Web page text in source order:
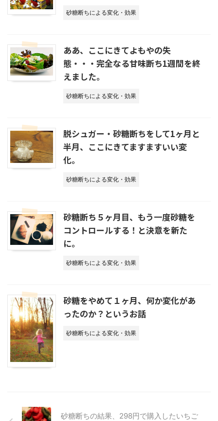
砂糖断ちによる変化・効果
ああ、ここにきてよもやの失
態・・・完全なる甘味断ち1週間を終
えました。
砂糖断ちによる変化・効果
脱シュガー・砂糖断ちをして1ヶ月と
半月、ここにきてますますいい変
化。
砂糖断ちによる変化・効果
砂糖断ち５ヶ月目、もう一度砂糖を
コントロールする！と決意を新た
に。
砂糖断ちによる変化・効果
砂糖をやめて１ヶ月、何か変化があ
ったのか？というお話
砂糖断ちによる変化・効果
砂糖断ちの結果、298円で購入したいちご